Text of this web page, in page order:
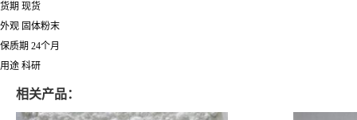
货期 现货
外观 固体粉末
保质期 24个月
用途 科研
相关产品：